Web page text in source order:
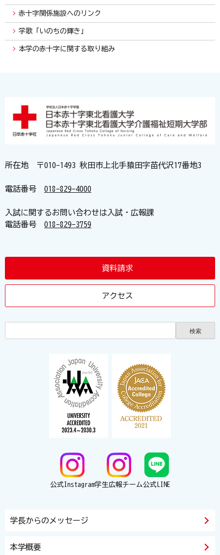
赤十字関係施設へのリンク
学歌「いのちの輝き」
本学の赤十字に関する取り組み
所在地 〒010-1493 秋田市上北手猿田字苗代沢17番地3
電話番号 018-829-4000
入試に関するお問い合わせは入試・広報課
電話番号 018-829-3759
資料請求
アクセス
公式Instagram学生広報チーム公式LINE
学長からのメッセージ
本学概要